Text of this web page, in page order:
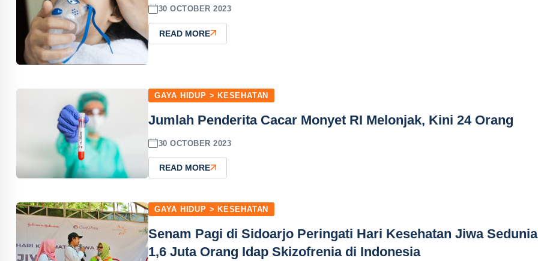
30 OCTOBER 2023
READ MORE
GAYA HIDUP > KESEHATAN
Jumlah Penderita Cacar Monyet RI Melonjak, Kini 24 Orang
30 OCTOBER 2023
READ MORE
GAYA HIDUP > KESEHATAN
Senam Pagi di Sidoarjo Peringati Hari Kesehatan Jiwa
1,6 Juta Orang Idap Skizofrenia di Indonesia